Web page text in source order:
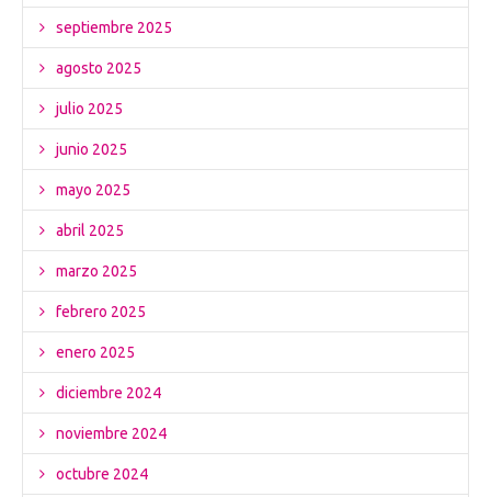
septiembre 2025
agosto 2025
julio 2025
junio 2025
mayo 2025
abril 2025
marzo 2025
febrero 2025
enero 2025
diciembre 2024
noviembre 2024
octubre 2024